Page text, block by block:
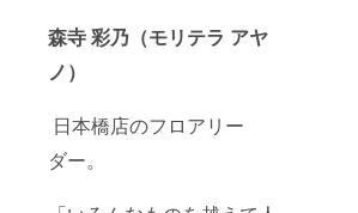
森寺 彩乃（モリテラ アヤ
ノ）
日本橋店のフロアリー
ダー。